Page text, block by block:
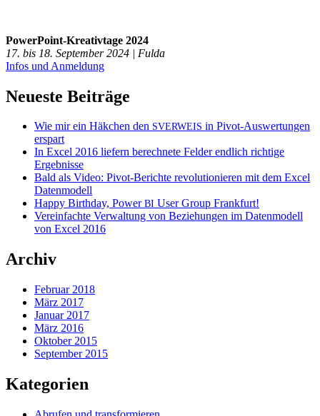
PowerPoint-Kreativtage 2024
17. bis 18. September 2024 | Fulda
Infos und Anmeldung
Neueste Beiträge
Wie mir ein Häkchen den SVERWEIS in Pivot-Auswertungen
erspart
In Excel 2016 liefern berechnete Felder endlich richtige
Ergebnisse
Bald als Video: Pivot-Berichte revolutionieren mit dem Excel
Datenmodell
Happy Birthday, PowerBI User Group Frankfurt!
Vereinfachte Verwaltung von Beziehungen im Datenmodell
von Excel 2016
Archiv
Februar 2018
März 2017
Januar 2017
März 2016
Oktober 2015
September 2015
Kategorien